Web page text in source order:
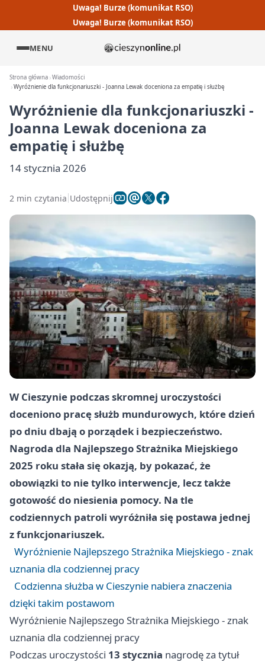
Uwaga! Burze (komunikat RSO)
Uwaga! Burze (komunikat RSO)
MENU
Strona główna Wiadomości
Wyróżnienie dla funkcjonariuszki - Joanna Lewak doceniona za empatię i służbę
Wyróżnienie dla funkcjonariuszki -
Joanna Lewak doceniona za
empatię i służbę
14 stycznia 2026
2 min czytania Udostępnij
W Cieszynie podczas skromnej uroczystości
doceniono pracę służb mundurowych, które dzień
po dniu dbają o porządek i bezpieczeństwo.
Nagroda dla Najlepszego Strażnika Miejskiego
2025 roku stała się okazją, by pokazać, że
obowiązki to nie tylko interwencje, lecz także
gotowość do niesienia pomocy. Na tle
codziennych patroli wyróżniła się postawa jednej
z funkcjonariuszek.
Wyróżnienie Najlepszego Strażnika Miejskiego - znak
uznania dla codziennej pracy
Codzienna służba w Cieszynie nabiera znaczenia
dzięki takim postawom
Wyróżnienie Najlepszego Strażnika Miejskiego - znak
uznania dla codziennej pracy
Podczas uroczystości 13 stycznia nagrodę za tytuł